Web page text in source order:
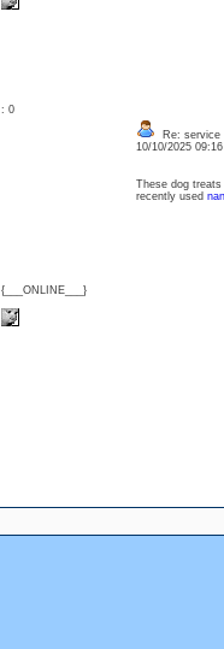
: 0
{___ONLINE___}
Re: service
10/10/2025
These dog
recently used